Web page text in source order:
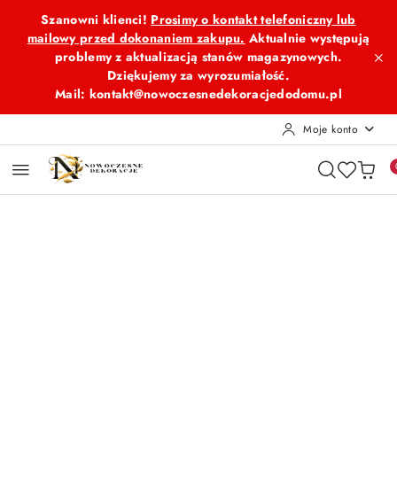
Przejdź do treści głównej
Przejdź do wyszukiwarki
Przejdź do moje konto
Przejdź do menu głównego
Przejdź do opisu produktu
Przejdź do stopki
Szanowni klienci! Prosimy o kontakt telefoniczny lub
mailowy przed dokonaniem zakupu. Aktualnie występują
problemy z aktualizacją stanów magazynowych.
Dziękujemy za wyrozumiałość.
Mail: kontakt@nowoczesnedekoracjedodomu.pl
Moje konto